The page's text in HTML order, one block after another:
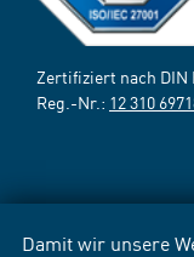
Damit wir unsere
Zertifiziert nach DIN
Reg.-Nr.: 12 310